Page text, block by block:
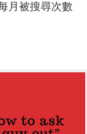
月被搜尋次數